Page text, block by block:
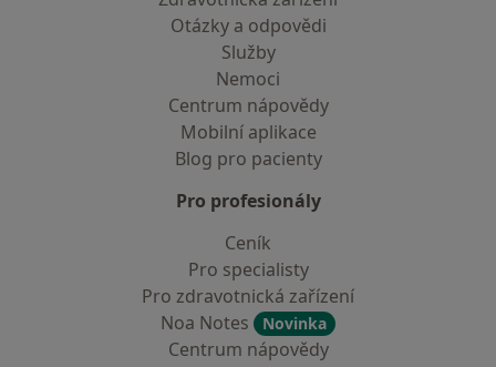
Otázky a odpovědi
Služby
Nemoci
Centrum nápovědy
Mobilní aplikace
Blog pro pacienty
Pro profesionály
Ceník
Pro specialisty
Pro zdravotnická zařízení
Noa Notes
Novinka
Centrum nápovědy